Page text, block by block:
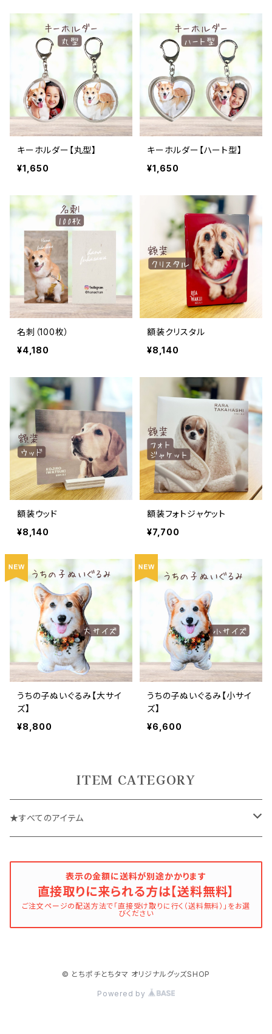
キーホルダー【丸型】
¥1,650
キーホルダー【ハート型】
¥1,650
名刺（100枚）
¥4,180
額装クリスタル
¥8,140
額装ウッド
¥8,140
額装フォトジャケット
¥7,700
うちの子ぬいぐるみ【大サイ
ズ】
¥8,800
うちの子ぬいぐるみ【小サイ
ズ】
¥6,600
ITEM CATEGORY
★すべてのアイテム
キーホルダー
名刺
表示の金額に送料が別途かかります
直接取りに来られる方は【送料無料】
ご注文ページの配送方法で「直接受け取りに行く（送料無料）」をお選
びください
© とちポチとちタマ オリジナルグッズSHOP
Powered by